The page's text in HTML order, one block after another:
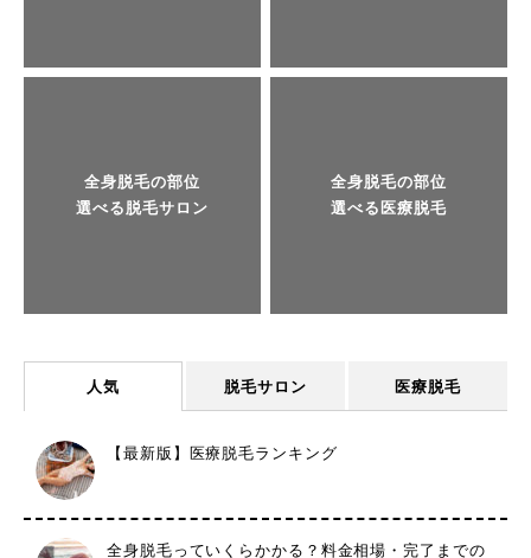
全身脱毛の部位
選べる脱毛サロン
全身脱毛の部位
選べる医療脱毛
人気 脱毛サロン 医療脱毛
【最新版】医療脱毛ランキング
全身脱毛っていくらかかる？料金相場・完了までの